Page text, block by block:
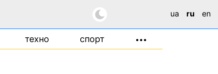
ua ru en
техно спорт •••